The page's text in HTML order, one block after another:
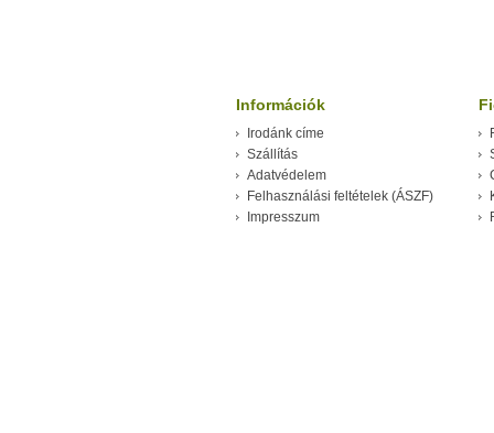
Információk
Irodánk címe
Szállítás
Adatvédelem
Felhasználási feltételek (ÁSZF)
Impresszum